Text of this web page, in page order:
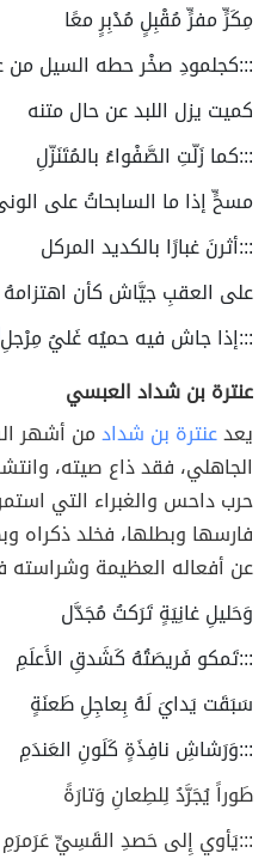
مِكَرٍّ مفرٍّ مُقْبِلٍ مُدْبِرٍ معًا
:::كجلمودِ صخْر حطه السيل من
كميت يزل اللبد عن حال متنه
:::كما زَلّتِ الصَّفْواءُ بالمُتَنَزّلِ
مسحٍّ إذا ما السابحاتُ على
:::أثرنَ غبارًا بالكديد المركل
على العقبِ جيَّاش كأن اهتزامهُ
:::إذا جاش فيه حميُه غَليُ مِرْجلِ
عنترة بن شداد العبسي
يعدعنترة بن شدادمن أشهر
الجاهلي، فقد ذاع صيته،
حرب داحس والغبراء التي
فارسها وبطلها، فخلد ذكراه
عن أفعاله العظيمة وشراسته
وَحَليلِ غانِيَةٍ تَرَكتُ مُجَدَّل
:::تَمكو فَريصَتُهُ كَشَدقِ الأَعلَمِ
سَبَقَت يَدايَ لَهُ بِعاجِلِ طَعنَةٍ
:::وَرَشاشِ نافِذَةٍ كَلَونِ العَندَمِ
طَوراً يُجَرَّدُ لِلطِعانِ وَتارَةً
:::يَأوي إِلى حَصدِ القَسِيِّ عَرَمرَمِ